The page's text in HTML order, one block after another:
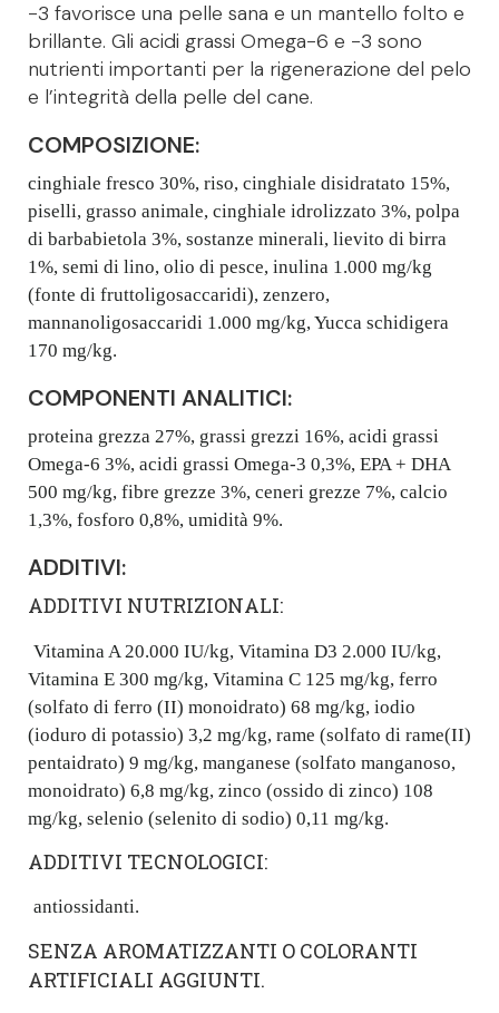
-3 favorisce una pelle sana e un mantello folto e
brillante. Gli acidi grassi Omega-6 e -3 sono
nutrienti importanti per la rigenerazione del pelo
e l’integrità della pelle del cane.
COMPOSIZIONE:
cinghiale fresco 30%, riso, cinghiale disidratato 15%,
piselli, grasso animale, cinghiale idrolizzato 3%, polpa
di barbabietola 3%, sostanze minerali, lievito di birra
1%, semi di lino, olio di pesce, inulina 1.000 mg/kg
(fonte di fruttoligosaccaridi), zenzero,
mannanoligosaccaridi 1.000 mg/kg, Yucca schidigera
170 mg/kg.
COMPONENTI ANALITICI:
proteina grezza 27%, grassi grezzi 16%, acidi grassi
Omega-6 3%, acidi grassi Omega-3 0,3%, EPA + DHA
500 mg/kg, fibre grezze 3%, ceneri grezze 7%, calcio
1,3%, fosforo 0,8%, umidità 9%.
ADDITIVI:
ADDITIVI NUTRIZIONALI:
Vitamina A 20.000 IU/kg, Vitamina D3 2.000 IU/kg,
Vitamina E 300 mg/kg, Vitamina C 125 mg/kg, ferro
(solfato di ferro (II) monoidrato) 68 mg/kg, iodio
(ioduro di potassio) 3,2 mg/kg, rame (solfato di rame(II)
pentaidrato) 9 mg/kg, manganese (solfato manganoso,
monoidrato) 6,8 mg/kg, zinco (ossido di zinco) 108
mg/kg, selenio (selenito di sodio) 0,11 mg/kg.
ADDITIVI TECNOLOGICI:
antiossidanti.
SENZA AROMATIZZANTI O COLORANTI
ARTIFICIALI AGGIUNTI.